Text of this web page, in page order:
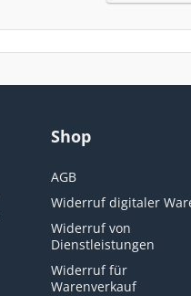
Shop
AGB
Widerruf digitaler
Widerruf von
Dienstleistungen
Widerruf für
Warenverkauf